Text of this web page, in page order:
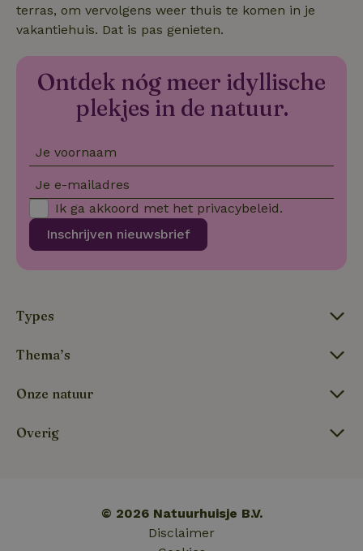
terras, om vervolgens weer thuis te komen in je
vakantiehuis. Dat is pas genieten.
Ontdek nóg meer idyllische
plekjes in de natuur.
Je voornaam
Je e-mailadres
Inschrijven nieuwsbrief
Ik ga akkoord met het privacybeleid.
Types
Thema’s
Onze natuur
Overig
© 2026 Natuurhuisje B.V.
Disclaimer
_nhftconstraint_search-
geo-json
www.natuurhuisje.be
_nhftconstraint_translations www.natuurhuisje.be
_nhft_translations
_nhft_term-search www.natuurhuisje.be
_nhftconstraint_open-gds-
_nhft_search-lowest-price